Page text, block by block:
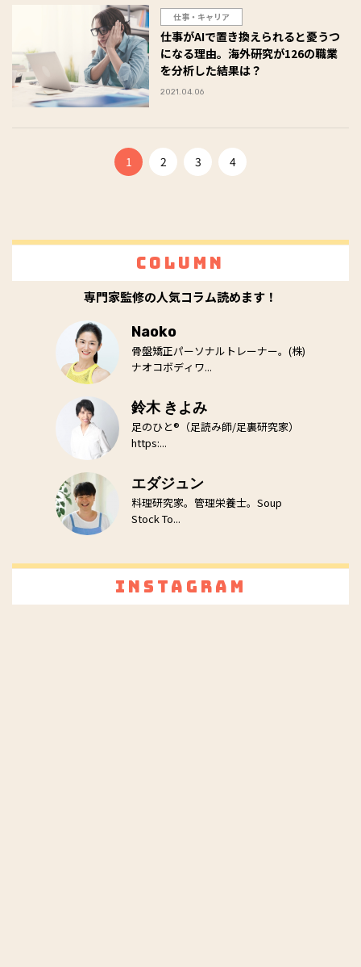
仕事・キャリア
仕事がAIで置き換えられると憂うつ
になる理由。海外研究が126の職業
を分析した結果は？
2021.04.06
1 2 3 4
Column
専門家監修の人気コラム読めます！
Naoko
骨盤矯正パーソナルトレーナー。(株)
ナオコボディワ...
鈴木 きよみ
足のひと®（足読み師/足裏研究家）
https:...
エダジュン
料理研究家。管理栄養士。Soup
Stock To...
Instagram